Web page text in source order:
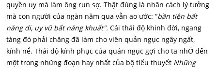
quyền uy mà làm ông run sợ. Thật đúng là nhân cách lý tưởng
mà con người của ngàn năm qua vẫn ao ước: “bần tiện bất
năng di, uy vũ bất năng khuất". Cái thái độ khinh đời, ngang
tàng đó phải chăng đã làm cho viên quản ngục ngây ngất,
kính nể. Thái độ kính phục của quản ngục gợi cho ta nhỞ đến
một trong những đoạn hay nhất của bộ tiểu thuyết Những